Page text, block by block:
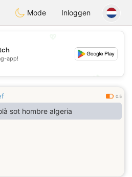
olombiaCitas
Mode Inloggen
💕
app!
0.5
sot hombre algeria